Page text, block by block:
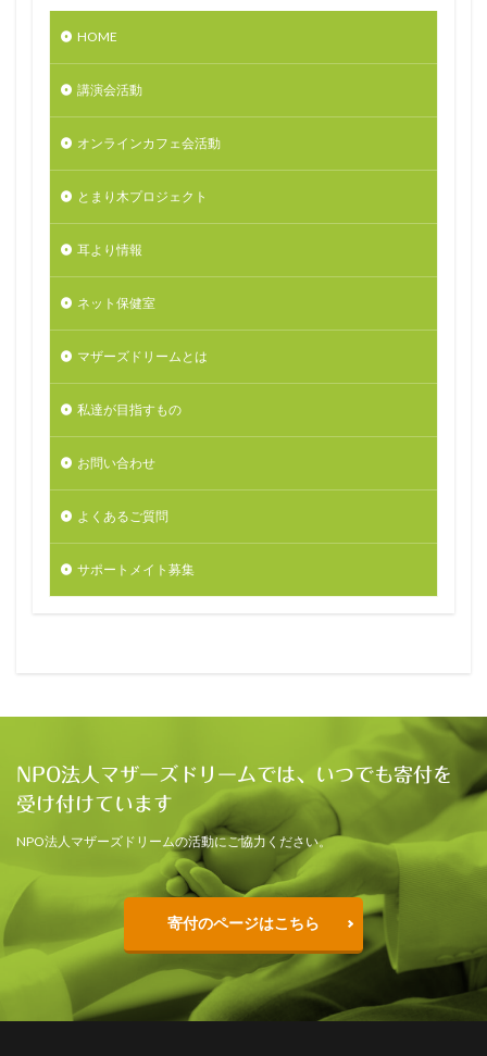
HOME
講演会活動
オンラインカフェ会活動
とまり木プロジェクト
耳より情報
ネット保健室
マザーズドリームとは
私達が目指すもの
お問い合わせ
よくあるご質問
サポートメイト募集
NPO法人マザーズドリームでは、いつでも寄付を
受け付けています
NPO法人マザーズドリームの活動にご協力ください。
寄付のページはこちら